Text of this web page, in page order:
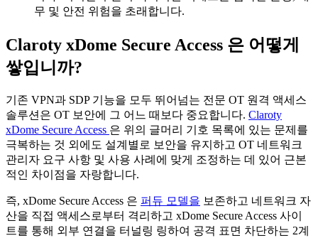
무 및 안전 위험을 초래합니다.
Claroty xDome Secure Access 은 어떻게
쌓입니까?
기존 VPN과 SDP 기능을 모두 뛰어넘는 전문 OT 원격 액세스
솔루션은 OT 보안에 그 어느 때보다 중요합니다. Claroty
xDome Secure Access 은 위의 글머리 기호 목록에 있는 문제를
극복하는 것 외에도 설계별로 보안을 유지하고 OT 네트워크
관리자 요구 사항 및 사용 사례에 맞게 조정하는 데 있어 근본
적인 차이점을 자랑합니다.
즉, xDome Secure Access 은 퍼듀 모델을 보존하고 네트워크 자
산을 직접 액세스로부터 격리하고 xDome Secure Access 사이
트를 통해 외부 연결을 터널링 링하여 공격 표면 차단하는 2계